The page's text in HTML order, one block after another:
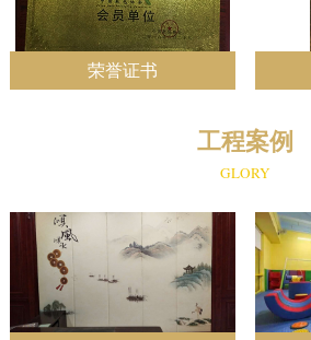
荣誉证书
工程案例
GLORY